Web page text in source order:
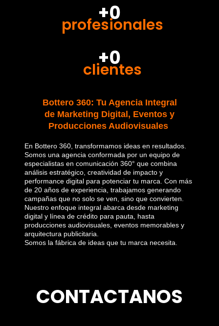
+0
profesionales
+0
clientes
Bottero 360: Tu Agencia Integral
de Marketing Digital, Eventos y
Producciones Audiovisuales
En Bottero 360, transformamos ideas en resultados.
Somos una agencia conformada por un equipo de
especialistas en comunicación 360° que combina
análisis estratégico, creatividad de impacto y
performance digital para potenciar tu marca. Con más
de 20 años de experiencia, trabajamos generando
campañas que no solo se ven, sino que convierten.
Nuestro enfoque integral abarca desde marketing
digital y línea de crédito para pauta, hasta
producciones audiovisuales, eventos memorables y
arquitectura publicitaria.
Somos la fábrica de ideas que tu marca necesita.
CONTACTANOS